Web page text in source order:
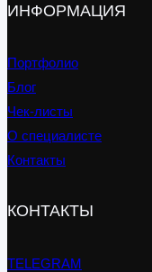
ИНФОРМАЦИЯ
Портфолио
Блог
Чек-листы
О специалисте
Контакты
КОНТАКТЫ
TELEGRAM